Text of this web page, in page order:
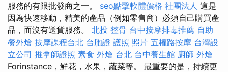
服務的有限批發商之一。 seo點擊軟體價格 社團法人 這是
因為快速移動，精美的產品（例如零售商）必須自己購買產
品，而沒有送貨服務。 北投 整骨 台中按摩排毒推薦 自助
餐外燴 按摩課程台北 台胞證 護照 照片 五權路按摩 台灣設
立公司 推拿師證照 素食 外燴 台北 台中養生館 廚師 外燴
Forinstance，鮮花，水果，蔬菜等。 最重要的是，持續更